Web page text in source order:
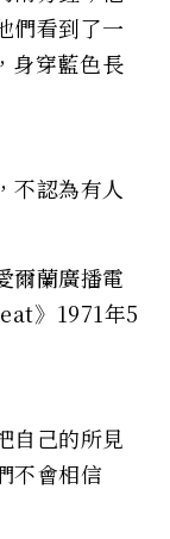
們看到了一
身穿藍色長
不認為有人
爾蘭廣播電
》1971年5
自己的所見
不會相信